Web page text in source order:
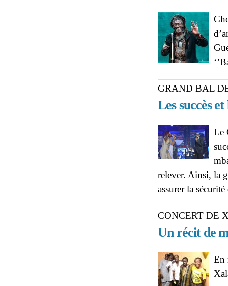
GRAND BAL
Les succès
Le
relever. Ainsi, la
assurer la
CONCERT DE
Un récit de
En